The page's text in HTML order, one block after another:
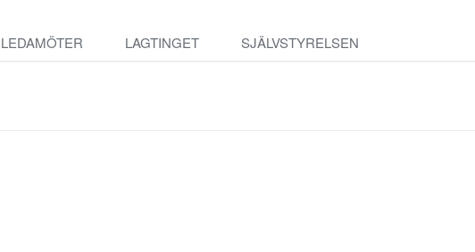
LEDAMÖTER LAGTINGET SJÄLVSTYRELSEN